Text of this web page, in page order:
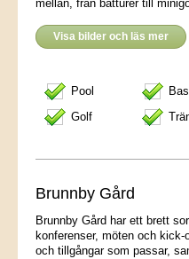
mellan, från båtturer till
Visa bilder och läs mer
Pool
Golf
Brunnby Gård
Brunnby Gård har ett brett
konferenser, möten och
och tillgångar som passar,